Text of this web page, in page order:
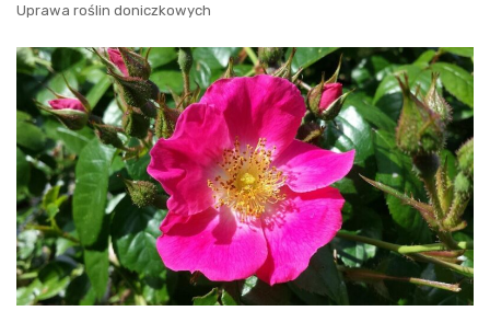
Uprawa roślin doniczkowych